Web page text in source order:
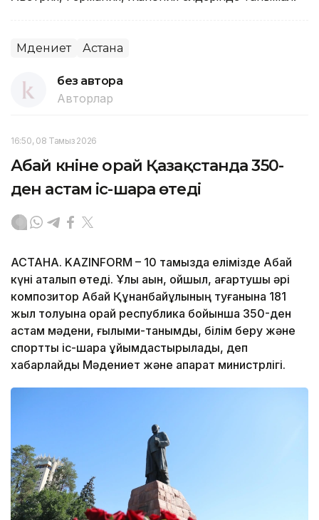
Мәдениет Астана
без автора
Авторлар
16:50, 08 Тамыз 2026
Абай күніне орай Қазақстанда 350-
ден астам іс-шара өтеді
АСТАНА. KAZINFORM – 10 тамызда елімізде Абай
күні аталып өтеді. Ұлы ақын, ойшыл, ағартушы әрі
композитор Абай Құнанбайұлының туғанына 181
жыл толуына орай республика бойынша 350-ден
астам мәдени, ғылыми-танымдық, білім беру және
спорттық іс-шара ұйымдастырылады, деп
хабарлайды Мәдениет және ақпарат министрлігі.